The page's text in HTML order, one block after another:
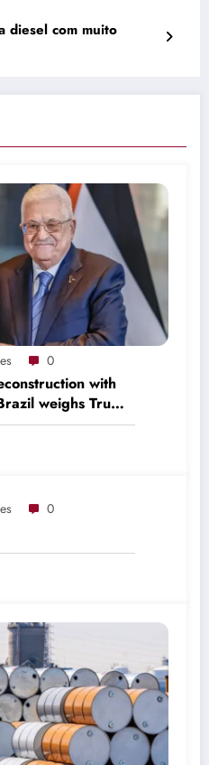
diesel com muito
0
with
weighs Trump
0